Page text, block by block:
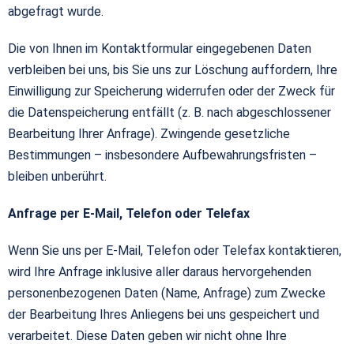
abgefragt wurde.
Die von Ihnen im Kontaktformular eingegebenen Daten
verbleiben bei uns, bis Sie uns zur Löschung auffordern, Ihre
Einwilligung zur Speicherung widerrufen oder der Zweck für
die Datenspeicherung entfällt (z. B. nach abgeschlossener
Bearbeitung Ihrer Anfrage). Zwingende gesetzliche
Bestimmungen – insbesondere Aufbewahrungsfristen –
bleiben unberührt.
Anfrage per E-Mail, Telefon oder Telefax
Wenn Sie uns per E-Mail, Telefon oder Telefax kontaktieren,
wird Ihre Anfrage inklusive aller daraus hervorgehenden
personenbezogenen Daten (Name, Anfrage) zum Zwecke
der Bearbeitung Ihres Anliegens bei uns gespeichert und
verarbeitet. Diese Daten geben wir nicht ohne Ihre